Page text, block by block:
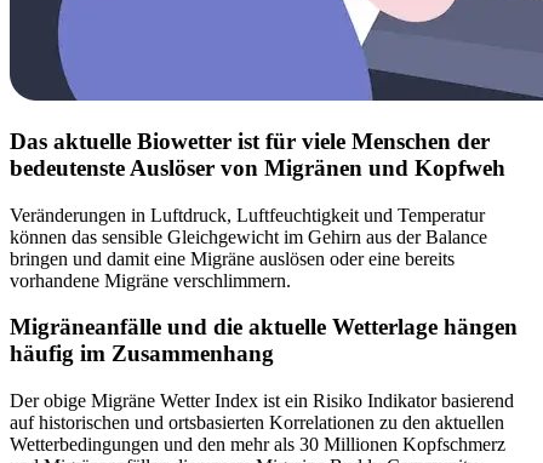
Das aktuelle Biowetter ist für viele Menschen der
bedeutenste Auslöser von Migränen und Kopfweh
Veränderungen in Luftdruck, Luftfeuchtigkeit und Temperatur
können das sensible Gleichgewicht im Gehirn aus der Balance
bringen und damit eine Migräne auslösen oder eine bereits
vorhandene Migräne verschlimmern.
Migräneanfälle und die aktuelle Wetterlage hängen
häufig im Zusammenhang
Der obige Migräne Wetter Index ist ein Risiko Indikator basierend
auf historischen und ortsbasierten Korrelationen zu den aktuellen
Wetterbedingungen und den mehr als 30 Millionen Kopfschmerz